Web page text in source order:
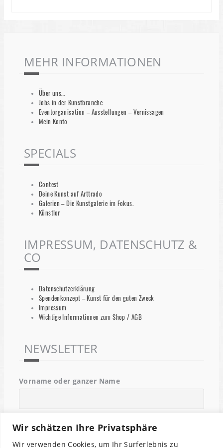
Wir schätzen Ihre Privatsphäre
Wir verwenden Cookies, um Ihr Surferlebnis zu
MEHR INFORMATIONEN
Über uns…
Jobs in der Kunstbranche
Eventorganisation – Ausstellungen – Vernissagen
Mein Konto
SPECIALS
Contest
Deine Kunst auf Arttrado
Galerien – Die Kunstgalerie im Fokus.
Künstler
IMPRESSUM, DATENSCHUTZ &
CO
Datenschutzerklärung
Spendenkonzept – Kunst für den guten Zweck
Impressum
Wichtige Informationen zum Shop / AGB
NEWSLETTER
Vorname oder ganzer Name